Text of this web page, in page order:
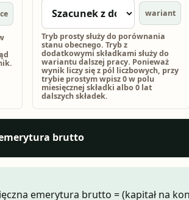
wariant
Tryb prosty służy do porównania
stanu obecnego. Tryb z
dodatkowymi składkami służy do
wariantu dalszej pracy. Ponieważ
wynik liczy się z pól liczbowych, przy
trybie prostym wpisz 0 w polu
miesięcznej składki albo 0 lat
dalszych składek.
brutto
emerytura brutto = (kapitał na